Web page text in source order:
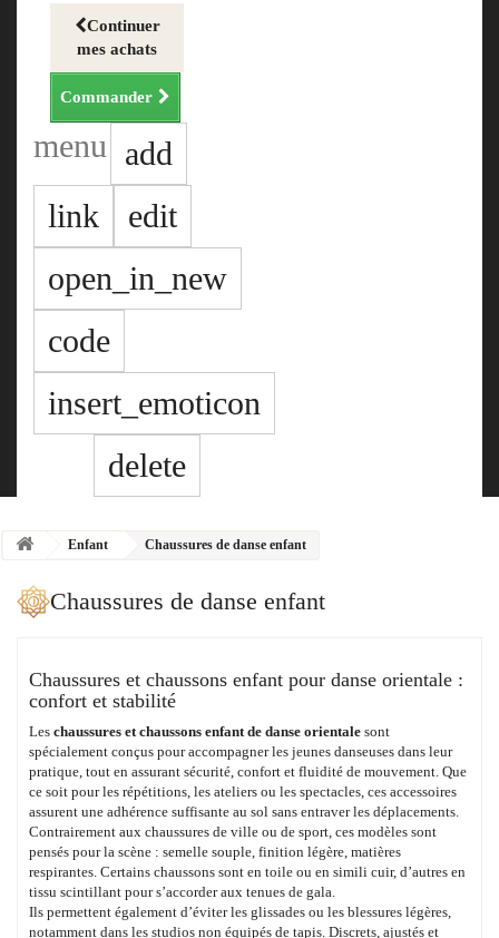
Continuer
mes achats
Commander
menu add
link
edit
open_in_new
code
insert_emoticon
delete
Enfant Chaussures de danse enfant
Chaussures de danse enfant
Chaussures et chaussons enfant pour danse orientale :
confort et stabilité
Les chaussures et chaussons enfant de danse orientale sont
spécialement conçus pour accompagner les jeunes danseuses dans leur
pratique, tout en assurant sécurité, confort et fluidité de mouvement. Que
ce soit pour les répétitions, les ateliers ou les spectacles, ces accessoires
assurent une adhérence suffisante au sol sans entraver les déplacements.
Contrairement aux chaussures de ville ou de sport, ces modèles sont
pensés pour la scène : semelle souple, finition légère, matières
respirantes. Certains chaussons sont en toile ou en simili cuir, d’autres en
tissu scintillant pour s’accorder aux tenues de gala.
Ils permettent également d’éviter les glissades ou les blessures légères,
notamment dans les studios non équipés de tapis. Discrets, ajustés et